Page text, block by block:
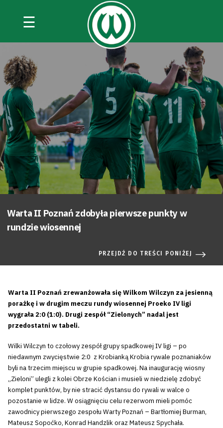
☰
Warta II Poznań zdobyła pierwsze punkty w
rundzie wiosennej
PRZEJDŹ DO TREŚCI PONIŻEJ
Warta II Poznań zrewanżowała się Wilkom Wilczyn za jesienną
porażkę i w drugim meczu rundy wiosennej Proeko IV ligi
wygrała 2:0 (1:0). Drugi zespół “Zielonych” nadal jest
przedostatni w tabeli.
Wilki Wilczyn to czołowy zespół grupy spadkowej IV ligi – po
niedawnym zwycięstwie 2:0 z Krobianką Krobia rywale poznaniaków
byli na trzecim miejscu w grupie spadkowej. Na inaugurację wiosny
„Zieloni” ulegli z kolei Obrze Kościan i musieli w niedzielę zdobyć
komplet punktów, by nie stracić dystansu do rywali w walce o
pozostanie w lidze. W osiągnięciu celu rezerwom mieli pomóc
zawodnicy pierwszego zespołu Warty Poznań – Bartłomiej Burman,
Mateusz Sopoćko, Konrad Handzlik oraz Mateusz Spychała.